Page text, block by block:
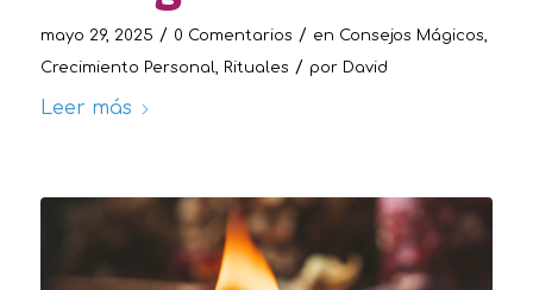
mayo 29, 2025 / 0 Comentarios / en Consejos Mágicos,
Crecimiento Personal, Rituales / por David
Leer más